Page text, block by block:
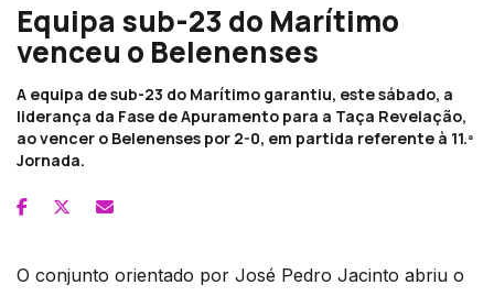
Equipa sub-23 do Marítimo
venceu o Belenenses
A equipa de sub-23 do Marítimo garantiu, este sábado, a
liderança da Fase de Apuramento para a Taça Revelação,
ao vencer o Belenenses por 2-0, em partida referente à 11.ª
Jornada.
O conjunto orientado por José Pedro Jacinto abriu o